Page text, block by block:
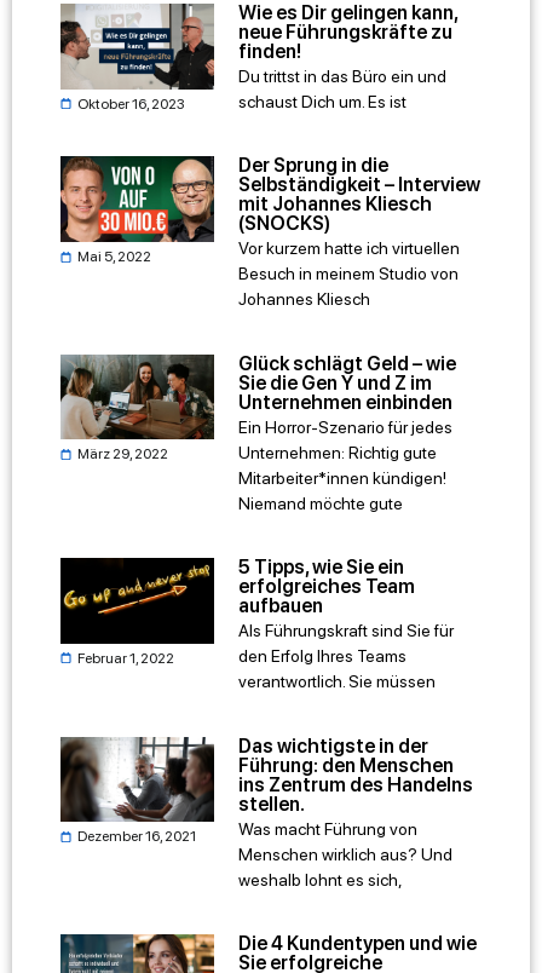
Oktober 16, 2023
Wie es Dir gelingen kann,
neue Führungskräfte zu
finden!
Du trittst in das Büro ein und
schaust Dich um. Es ist
Mai 5, 2022
Der Sprung in die
Selbständigkeit – Interview
mit Johannes Kliesch
(SNOCKS)
Vor kurzem hatte ich virtuellen
Besuch in meinem Studio von
Johannes Kliesch
März 29, 2022
Glück schlägt Geld – wie
Sie die Gen Y und Z im
Unternehmen einbinden
Ein Horror-Szenario für jedes
Unternehmen: Richtig gute
Mitarbeiter*innen kündigen!
Niemand möchte gute
Februar 1, 2022
5 Tipps, wie Sie ein
erfolgreiches Team
aufbauen
Als Führungskraft sind Sie für
den Erfolg Ihres Teams
verantwortlich. Sie müssen
Dezember 16, 2021
Das wichtigste in der
Führung: den Menschen
ins Zentrum des Handelns
stellen.
Was macht Führung von
Menschen wirklich aus? Und
weshalb lohnt es sich,
Die 4 Kundentypen und wie
Sie erfolgreiche